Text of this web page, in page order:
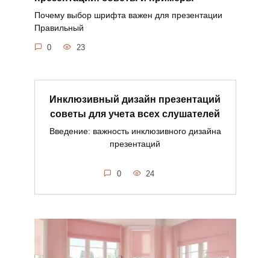
Почему выбор шрифта важен для презентации
Правильный
0 23
Инклюзивный дизайн презентаций
советы для учета всех слушателей
Введение: важность инклюзивного дизайна
презентаций
0 24